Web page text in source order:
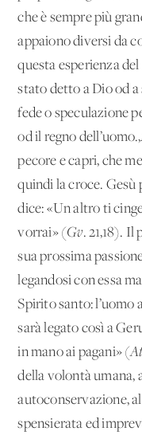
che è sempre più
appaiono diversi da
questa esperienza
stato detto a Dio od a
fede o speculazione
od il regno
pecore e capri, che
quindi la croce. Gesù
dice: «Un altro ti
vorrai» (Gv. 21,18). Il
sua prossima
legandosi con essa
Spirito santo: l’uomo
sarà legato così a
in mano ai pagani» (
della volontà umana,
autoconservazione,
spensierata ed